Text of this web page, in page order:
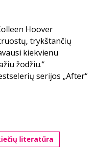
Hoover
trykštančių
kiekvienu
žodžiu.“
serijos „After“
literatūra